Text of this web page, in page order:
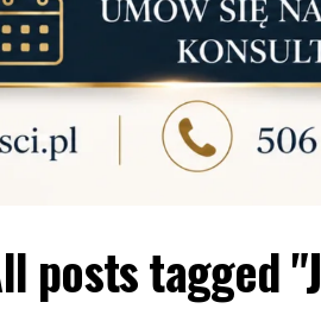
posts tagged